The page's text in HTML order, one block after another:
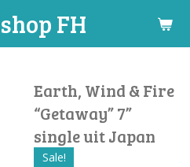
FH
Earth, Wind & Fire
“Getaway” 7”
single uit Japan
Sale!